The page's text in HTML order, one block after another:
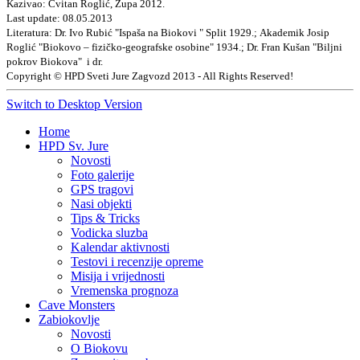
Kazivao: Cvitan Roglić, Župa 2012.
Last update: 08.05.2013
Literatura: Dr. Ivo Rubić "Ispaša na Biokovi " Split 1929.; Akademik Josip
Roglić "Biokovo – fizičko-geografske osobine" 1934.; Dr. Fran Kušan "Biljni
pokrov Biokova" i dr.
Copyright © HPD Sveti Jure Zagvozd 2013 - All Rights Reserved!
Switch to Desktop Version
Home
HPD Sv. Jure
Novosti
Foto galerije
GPS tragovi
Nasi objekti
Tips & Tricks
Vodicka sluzba
Kalendar aktivnosti
Testovi i recenzije opreme
Misija i vrijednosti
Vremenska prognoza
Cave Monsters
Zabiokovlje
Novosti
O Biokovu